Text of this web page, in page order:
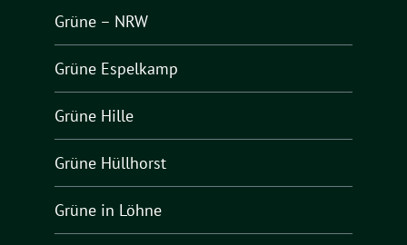
Grüne – NRW
Grüne Espelkamp
Grüne Hille
Grüne Hüllhorst
Grüne in Löhne